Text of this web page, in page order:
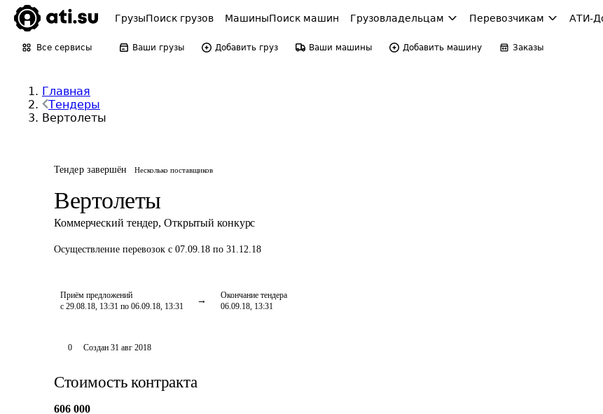
ГрузыПоиск грузов МашиныПоиск машин Грузовладельцам Перевозчикам АТИ-
Все сервисы Ваши грузы Добавить груз Ваши машины Добавить машину Заказы
Главная
Тендеры
Вертолеты
Тендер завершён Несколько поставщиков
Вертолеты
Коммерческий тендер, Открытый конкурс
Осуществление перевозок с 07.09.18 по 31.12.18
Приём предложений
с 29.08.18, 13:31 по 06.09.18, 13:31
Окончание тендера
06.09.18, 13:31
0 Создан 31 авг 2018
Стоимость контракта
606 000